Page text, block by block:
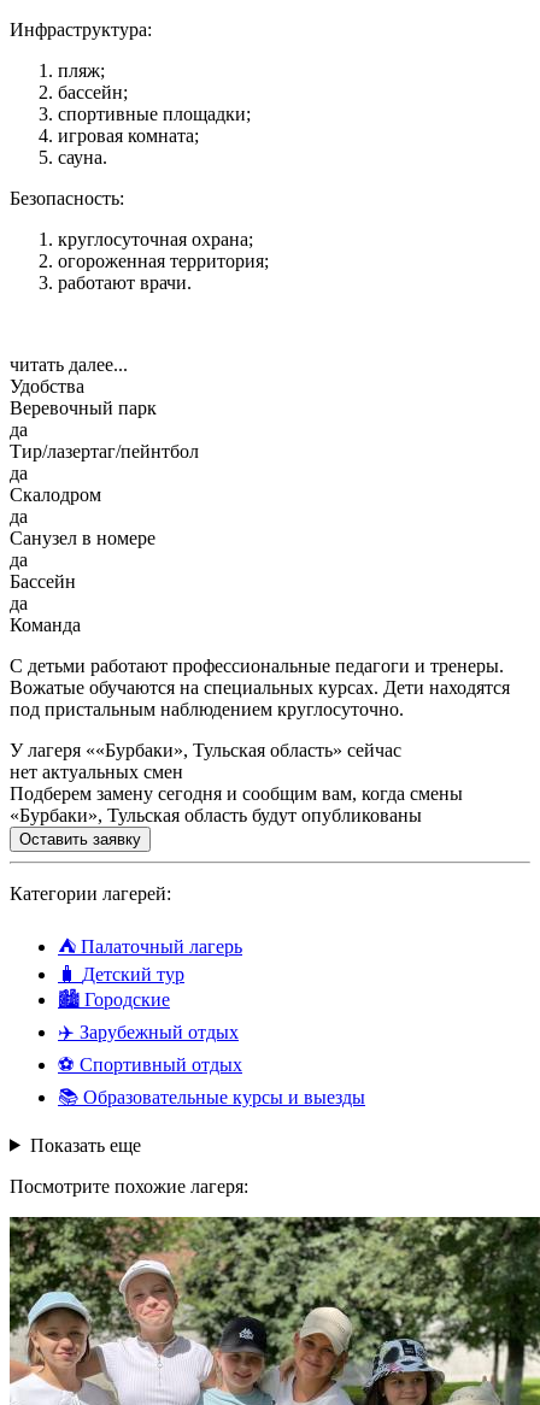
Инфраструктура:
пляж;
бассейн;
спортивные площадки;
игровая комната;
сауна.
Безопасность:
круглосуточная охрана;
огороженная территория;
работают врачи.
читать далее...
Удобства
Веревочный парк
да
Тир/лазертаг/пейнтбол
да
Скалодром
да
Санузел в номере
да
Бассейн
да
Команда
С детьми работают профессиональные педагоги и тренеры.
Вожатые обучаются на специальных курсах. Дети находятся
под пристальным наблюдением круглосуточно.
У лагеря ««Бурбаки», Тульская область» сейчас
нет актуальных смен
Подберем замену сегодня и сообщим вам, когда смены
«Бурбаки», Тульская область будут опубликованы
Оставить заявку
Категории лагерей:
⛺ Палаточный лагерь
🧳 Детский тур
🏙️ Городские
✈️ Зарубежный отдых
⚽ Спортивный отдых
📚 Образовательные курсы и выезды
Показать еще
Посмотрите похожие лагеря: